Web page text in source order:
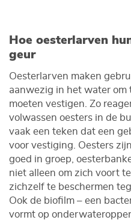
Hoe oesterlarven
geur
Oesterlarven maken
aanwezig in het water om
moeten vestigen. Zo
volwassen oesters in de
vaak een teken dat een
voor vestiging. Oesters
goed in groep,
niet alleen om zich voort
zichzelf te beschermen
Ook de biofilm – een
vormt op